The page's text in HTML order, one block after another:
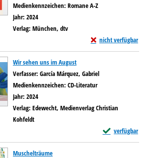
Medienkennzeichen: Romane A-Z
Jahr: 2024
Verlag: München, dtv
nicht verfügbar
Exemplar-Details von
Wir sehen uns im August
Verfasser: García Márquez, Gabriel
Medienkennzeichen: CD-Literatur
Jahr: 2024
Verlag: Edewecht, Medienverlag Christian
Kohfeldt
verfügbar
Exemplar-Details
Muschelträume